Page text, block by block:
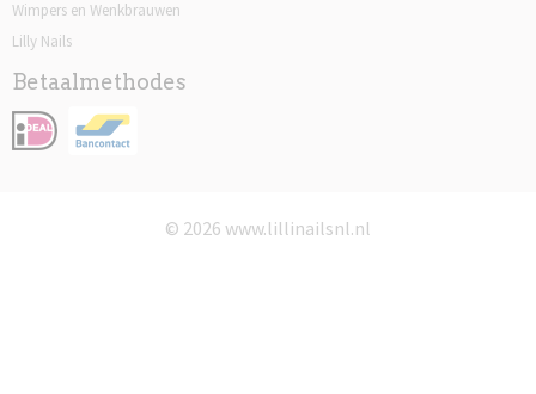
Wimpers en Wenkbrauwen
Lilly Nails
Betaalmethodes
© 2026 www.lillinailsnl.nl